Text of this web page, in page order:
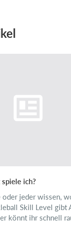
ich?
jeder wissen,
Skill Level gibt
könnt ihr schnell